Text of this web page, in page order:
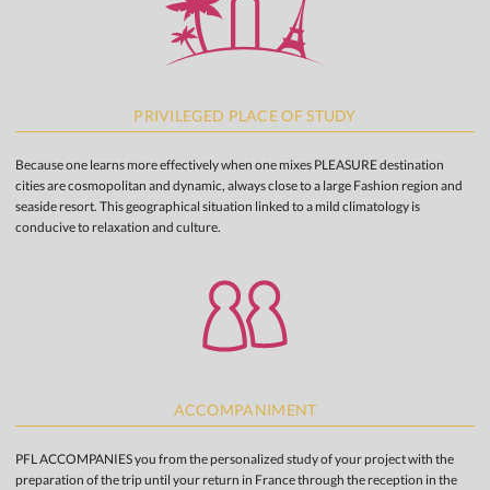
PRIVILEGED PLACE OF STUDY
Because one learns more effectively when one mixes PLEASURE destination
cities are cosmopolitan and dynamic, always close to a large Fashion region and
seaside resort. This geographical situation linked to a mild climatology is
conducive to relaxation and culture.
ACCOMPANIMENT
PFL ACCOMPANIES you from the personalized study of your project with the
preparation of the trip until your return in France through the reception in the